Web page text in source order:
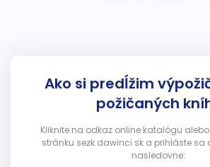
Ako si predĺžim
požičaných
Kliknite na odkaz online katalógu
stránku sezk.dawinci.sk a prihláste sa
nasledovne: